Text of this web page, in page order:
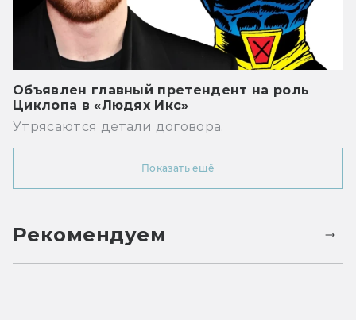
Объявлен главный претендент на роль
Циклопа в «Людях Икс»
Утрясаются детали договора.
Показать ещё
Рекомендуем